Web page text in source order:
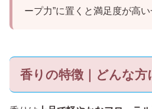
ープ力”に置くと満足度が高い
香りの特徴｜どんな方